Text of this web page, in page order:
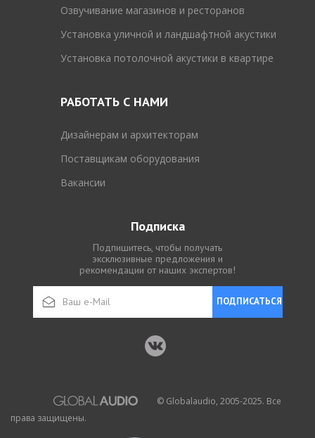
Озвучивание магазинов и ресторанов
Установка уличной и ландшафтной акустики
Установка потолочной акустики в квартире
РАБОТАТЬ С НАМИ
Дизайнерам и архитекторам
Поставщикам оборудования
Вакансии
Подписка
Подпишитесь, чтобы получать
эксклюзивные предложения и
рекомендации от наших экспертов!
ПОДПИСАТЬСЯ
© Globalaudio, 2005-2025. Все
права защищены.